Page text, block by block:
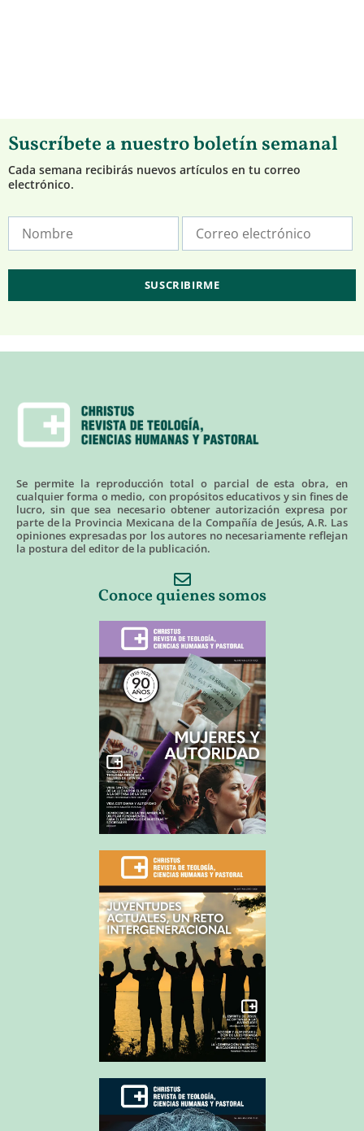
Suscríbete a nuestro boletín semanal
Cada semana recibirás nuevos artículos en tu correo
electrónico.
Se permite la reproducción total o parcial de esta obra, en
cualquier forma o medio, con propósitos educativos y sin fines de
lucro, sin que sea necesario obtener autorización expresa por
parte de la Provincia Mexicana de la Compañía de Jesús, A.R. Las
opiniones expresadas por los autores no necesariamente reflejan
la postura del editor de la publicación.
Conoce quienes somos